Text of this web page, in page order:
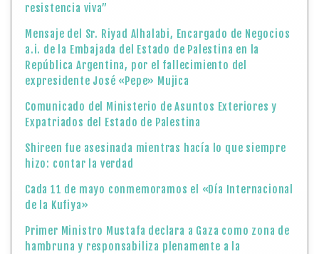
resistencia viva”
Mensaje del Sr. Riyad Alhalabi, Encargado de Negocios
a.i. de la Embajada del Estado de Palestina en la
República Argentina, por el fallecimiento del
expresidente José «Pepe» Mujica
Comunicado del Ministerio de Asuntos Exteriores y
Expatriados del Estado de Palestina
Shireen fue asesinada mientras hacía lo que siempre
hizo: contar la verdad
Cada 11 de mayo conmemoramos el «Día Internacional
de la Kufiya»
Primer Ministro Mustafa declara a Gaza como zona de
hambruna y responsabiliza plenamente a la